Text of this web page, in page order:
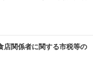
関係者に関する市税等の